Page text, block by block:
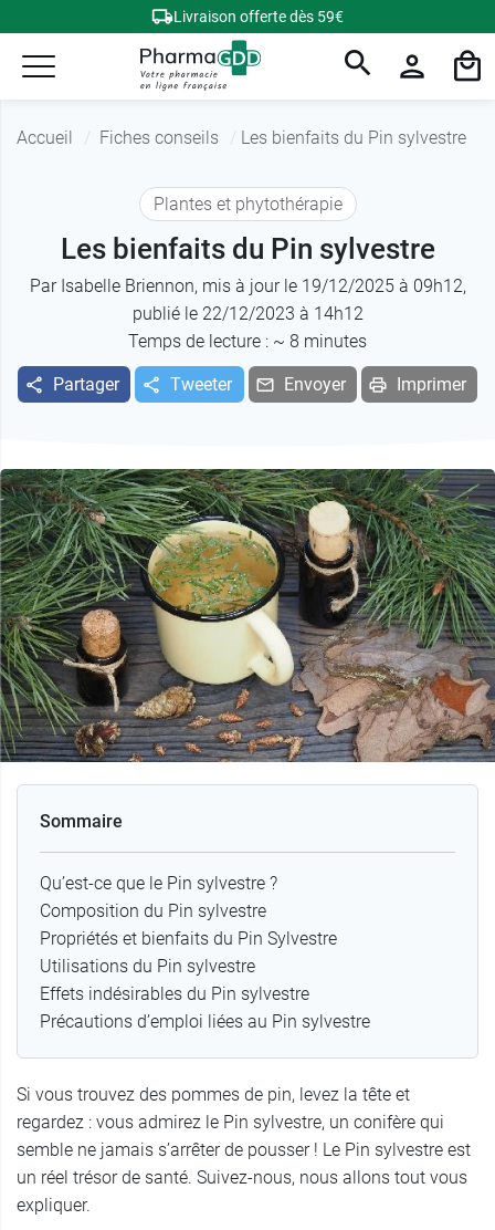
Livraison offerte dès 59€
Accueil Fiches conseils Les bienfaits du Pin sylvestre
Plantes et phytothérapie
Les bienfaits du Pin sylvestre
Par Isabelle Briennon, mis à jour le 19/12/2025 à 09h12,
publié le 22/12/2023 à 14h12
Temps de lecture : ~ 8 minutes
Partager Tweeter Envoyer Imprimer
Sommaire
Qu’est-ce que le Pin sylvestre ?
Composition du Pin sylvestre
Propriétés et bienfaits du Pin Sylvestre
Utilisations du Pin sylvestre
Effets indésirables du Pin sylvestre
Précautions d’emploi liées au Pin sylvestre
Si vous trouvez des pommes de pin, levez la tête et
regardez : vous admirez le Pin sylvestre, un conifère qui
semble ne jamais s’arrêter de pousser ! Le Pin sylvestre est
un réel trésor de santé. Suivez-nous, nous allons tout vous
expliquer.